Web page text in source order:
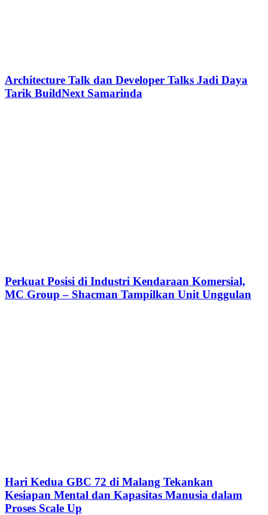
Architecture Talk dan Developer Talks Jadi Daya
Tarik BuildNext Samarinda
Perkuat Posisi di Industri Kendaraan Komersial,
MC Group – Shacman Tampilkan Unit Unggulan
Hari Kedua GBC 72 di Malang Tekankan
Kesiapan Mental dan Kapasitas Manusia dalam
Proses Scale Up